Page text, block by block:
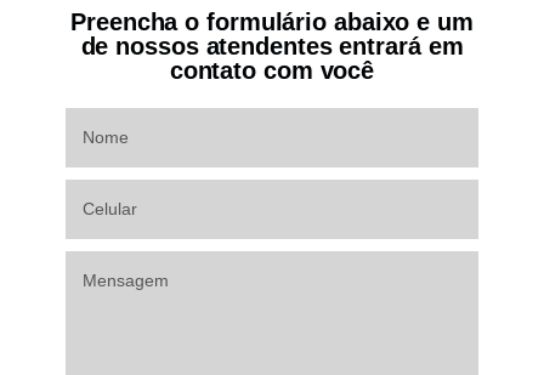
Preencha o formulário abaixo e um
de nossos atendentes entrará em
contato com você